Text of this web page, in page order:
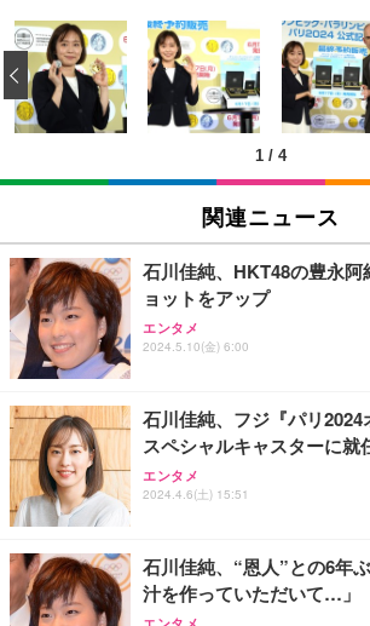
エレコム ワイヤレスマウス
0BBWH/EC 薄型 静音 4ボタン
付 Windows Mac Android iOS
ホワイト
￥1,390
エレコム ワイヤレスマウス
ガンメタリック M-
￥1,890
HP 有線 マウス HP 100G
エレコム ワイヤレスマウス 静
線2.4GHz 3台マルチペアリング
サイズ ブラック M-
マウス 無線 静音 ワイヤレスマ
エレコム 有線キーボード メン
FCM01BK
￥980
エレコム ワイヤレスキーボー
ルキーボード テンキー ブラッ
￥1,700
【国内正規品】Keychron B1
イヤレスキーボード、ZMKカス
イッチ、2.4 GHz/Bluetooth 5.2/
エレコム ワイヤレスキーボード
ブレン 薄型 フルキーボード ブ
BK
エレコム ワイヤレスキーボード
型コンパクトサイズ Windows
USB から RJ45 延長ケーブルイ
ンダー USB 延長 50 メートル
ーブル LAN アダプタオーバー
￥847
RJ45 ケーブル コネクタ Cat6A
ンダー アダプター
￥487
【Amazon.co.jp 限定】
ントリーパッケージ 使い放題 超
【フレッツ光・コラボ光なら工
エレコム WiFi ルーター 無線
+688Mbps IPv6(IPoE)対応 エコ
701-B
バッファロー Wi-Fi 6 ルーター
1 / 4
‹
関連ニュース
石川佳純、HKT48の豊永
ョットをアップ
エンタメ
2024.5.10(金) 6:00
石川佳純、フジ『パリ
スペシャルキャスターに就
エンタメ
2024.4.6(土) 15:51
石川佳純、“恩人”との6年
汁を作っていただいて…」